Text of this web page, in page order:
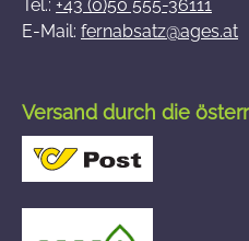
Tel.: +43 (0)50 555-36111
E-Mail: fernabsatz@ages.at
Versand durch die